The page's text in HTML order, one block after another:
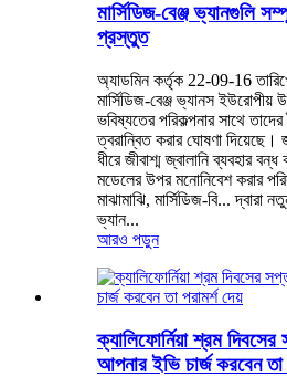
মার্সিডিজ-বেঞ্জ ভ্যানগুলি
প্রস্তুত
অ্যাডমিন কর্তৃক 22-09-16
মার্সিডিজ-বেঞ্জ ভ্যানস ইউরোপীয়
ভবিষ্যতের পরিকল্পনার সাথে
ত্বরান্বিত করার ঘোষণা দিয়েছে।
ধীরে জীবাশ্ম জ্বালানি ব্যবহার
মডেলের উপর মনোনিবেশ করার
মাঝামাঝি, মার্সিডিজ-বি... দ্বারা
ভ্যান...
আরও পড়ুন
ক্যালিফোর্নিয়া শ্রম
আপনার ইভি চার্জ করবেন তা